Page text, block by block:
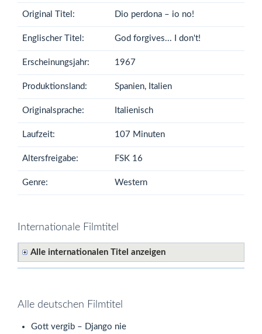
Original Titel: Dio perdona – io no!
Englischer Titel: God forgives... I don't!
Erscheinungsjahr: 1967
Produktionsland: Spanien, Italien
Originalsprache: Italienisch
Laufzeit: 107 Minuten
Altersfreigabe: FSK 16
Genre: Western
Internationale Filmtitel
Alle internationalen Titel anzeigen
Alle deutschen Filmtitel
Gott vergib – Django nie